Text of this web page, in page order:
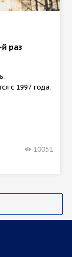
раз
с 1997 года.
10051